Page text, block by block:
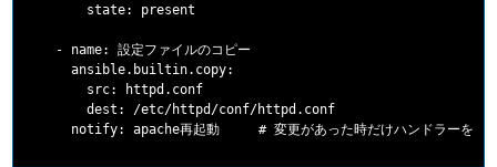
        state: present
    - name: 設定ファイルのコピー
      ansible.builtin.copy:
        src: httpd.conf
        dest: /etc/httpd/conf/httpd.conf